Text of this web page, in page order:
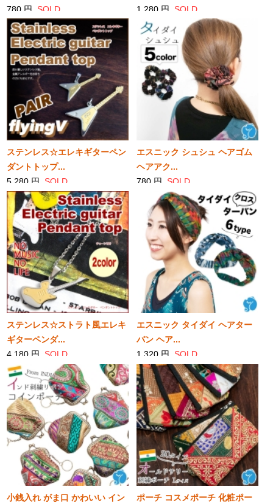
780 円 SOLD
1,280 円 SOLD
ステンレス☆エレキギターペン
ダントトップ...
5,280 円 SOLD
エスニック シュシュ ヘアゴム
ヘアアク...
780 円 SOLD
ステンレス☆ストラト風エレキ
ギターペンダ...
4,180 円 SOLD
エスニック タイダイ ヘアター
バン ヘア...
1,320 円 SOLD
小銭入れ がま口 かわいい イン
ポーチ コスメポーチ 化粧ポー